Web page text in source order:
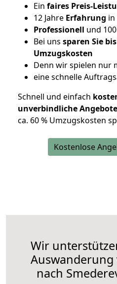
Ein faires Preis-
12 Jahre Erfahrung
Professionell und
Bei uns sparen Sie
Umzugskosten
Denn wir spielen nur
eine schnelle
Schnell und einfach
unverbindliche
ca. 60 % Umzugskosten
Kostenlose
Wir
Auswanderung
nach